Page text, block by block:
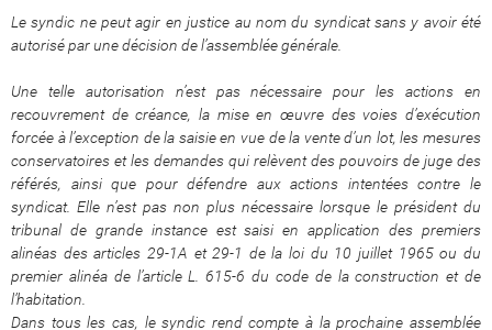
Le syndic ne peut agir en justice au nom du syndicat sans y avoir été
autorisé par une décision de l’assemblée générale.
Une telle autorisation n’est pas nécessaire pour les actions en
recouvrement de créance, la mise en œuvre des voies d’exécution
forcée à l’exception de la saisie en vue de la vente d’un lot, les mesures
conservatoires et les demandes qui relèvent des pouvoirs de juge des
référés, ainsi que pour défendre aux actions intentées contre le
syndicat. Elle n’est pas non plus nécessaire lorsque le président du
tribunal de grande instance est saisi en application des premiers
alinéas des articles 29-1A et 29-1 de la loi du 10 juillet 1965 ou du
premier alinéa de l’article L. 615-6 du code de la construction et de
l’habitation.
Dans tous les cas, le syndic rend compte à la prochaine assemblée